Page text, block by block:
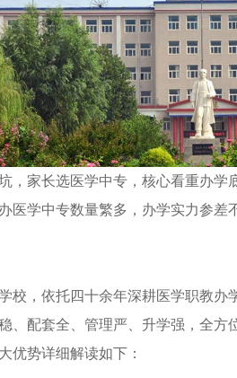
，家长选医学中专，核心看重办学
医学中专数量繁多，办学实力参差
校，依托四十余年深耕医学职教
、配套全、管理严、升学强，全
优势详细解读如下：